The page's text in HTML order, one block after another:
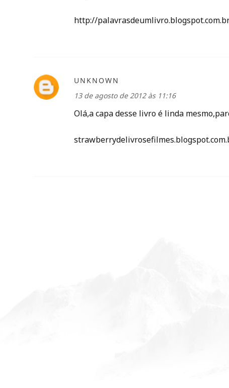
http://
UNKNOWN
13 de agosto de 2012 às 11:16
Olá,a capa desse livro é linda